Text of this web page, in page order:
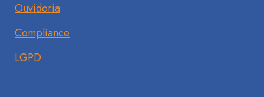
Ouvidoria
Compliance
LGPD